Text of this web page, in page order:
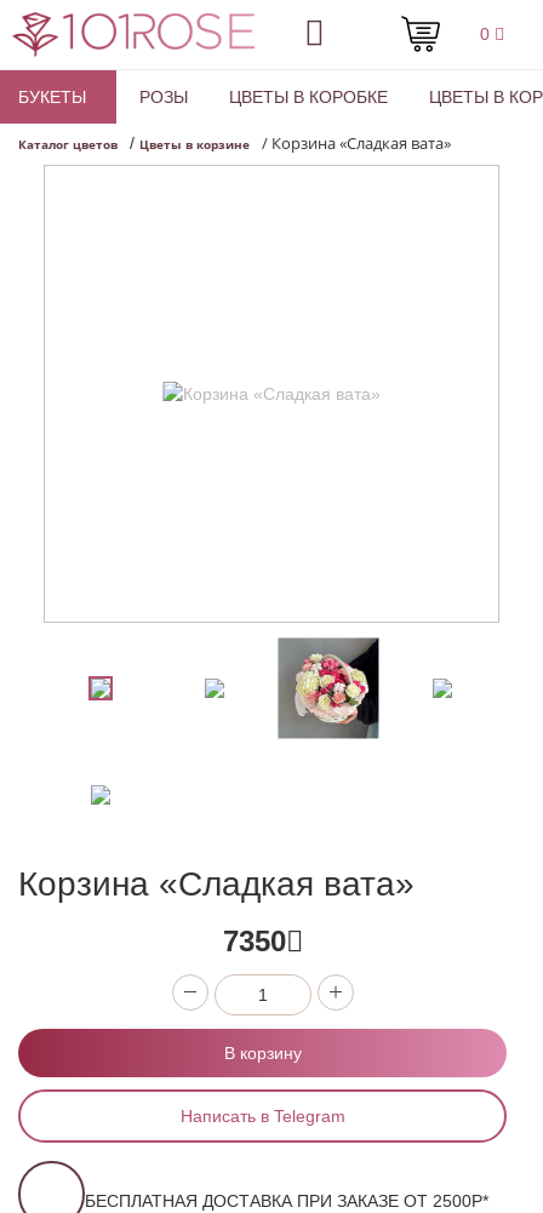
0
БУКЕТЫ РОЗЫ ЦВЕТЫ В КОРОБКЕ ЦВЕТЫ В
Каталог цветов / Цветы в корзине / Корзина «Сладкая вата»
Корзина «Сладкая вата»
7350
В корзину
Написать в Telegram
БЕСПЛАТНАЯ ДОСТАВКА ПРИ ЗАКАЗЕ ОТ 2500Р*